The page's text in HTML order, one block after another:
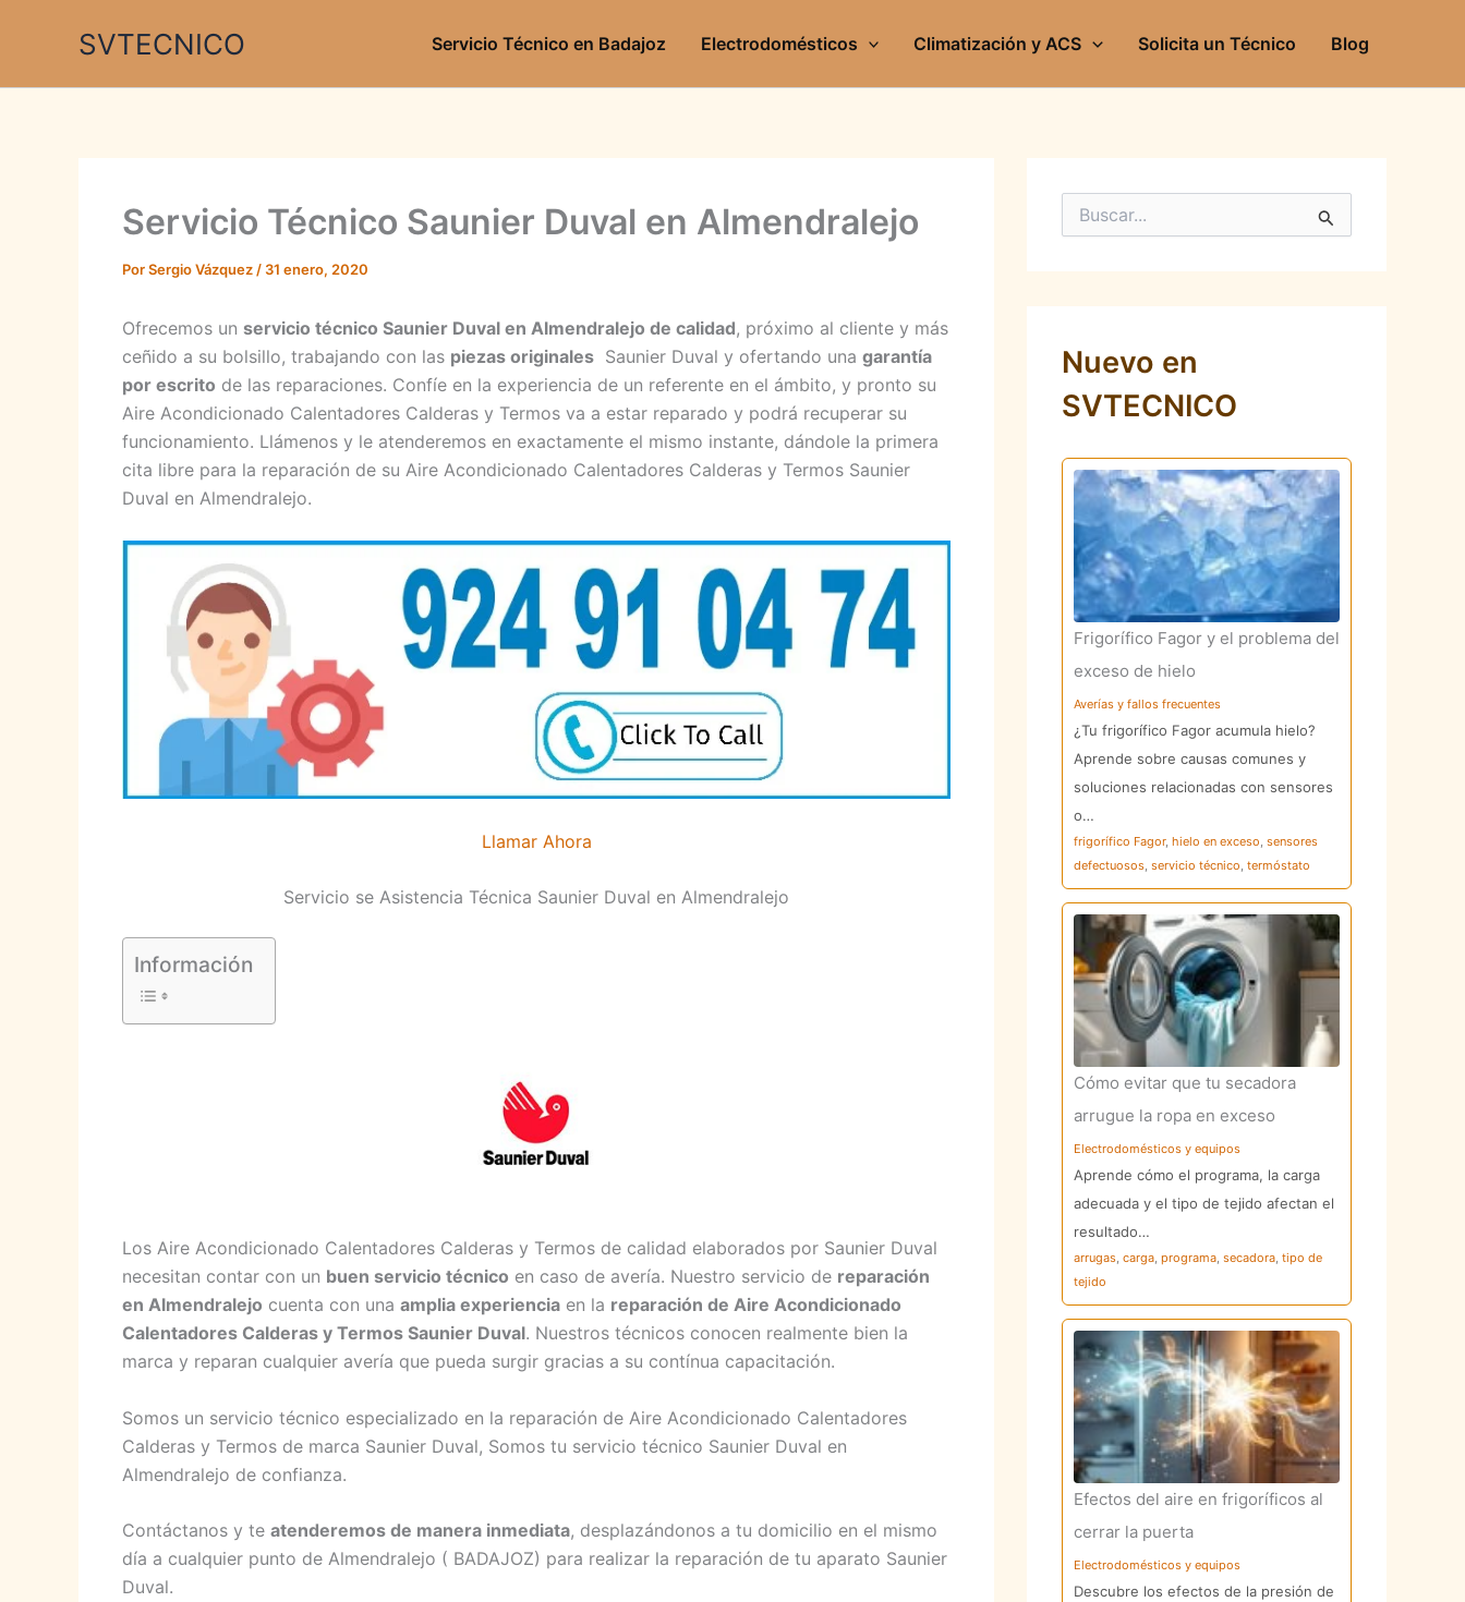
SVTECNICO Servicio Técnico en Badajoz Electrodomésticos Climatización y ACS Solicita un Técnico Blog
Servicio Técnico Saunier Duval en Almendralejo
PorSergio Vázquez / 31 enero, 2020
Ofrecemos un servicio técnico Saunier Duval en Almendralejo de calidad, próximo al cliente y más
ceñido a su bolsillo, trabajando con las piezas originales Saunier Duval y ofertando una garantía
por escrito de las reparaciones. Confíe en la experiencia de un referente en el ámbito, y pronto su
Aire Acondicionado Calentadores Calderas y Termos va a estar reparado y podrá recuperar su
funcionamiento. Llámenos y le atenderemos en exactamente el mismo instante, dándole la primera
cita libre para la reparación de su Aire Acondicionado Calentadores Calderas y Termos Saunier
Duval en Almendralejo.
Llamar Ahora
Servicio se Asistencia Técnica Saunier Duval en Almendralejo
Información
Los Aire Acondicionado Calentadores Calderas y Termos de calidad elaborados por Saunier Duval
necesitan contar con un buen servicio técnico en caso de avería. Nuestro servicio de reparación
en Almendralejo cuenta con una amplia experiencia en la reparación de Aire Acondicionado
Calentadores Calderas y Termos Saunier Duval. Nuestros técnicos conocen realmente bien la
marca y reparan cualquier avería que pueda surgir gracias a su contínua capacitación.
Somos un servicio técnico especializado en la reparación de Aire Acondicionado Calentadores
Calderas y Termos de marca Saunier Duval, Somos tu servicio técnico Saunier Duval en
Almendralejo de confianza.
Contáctanos y te atenderemos de manera inmediata, desplazándonos a tu domicilio en el mismo
día a cualquier punto de Almendralejo ( BADAJOZ) para realizar la reparación de tu aparato Saunier
Duval.
o
r
:
Nuevo en
SVTECNICO
Frigorífico Fagor y el problema del
exceso de hielo
Averías y fallos frecuentes
¿Tu frigorífico Fagor acumula hielo?
Aprende sobre causas comunes y
soluciones relacionadas con sensores
o…
frigorífico Fagor, hielo en exceso, sensores
defectuosos, servicio técnico, termóstato
Cómo evitar que tu secadora
arrugue la ropa en exceso
Electrodomésticos y equipos
Aprende cómo el programa, la carga
adecuada y el tipo de tejido afectan el
resultado…
arrugas, carga, programa, secadora, tipo de
tejido
Efectos del aire en frigoríficos al
cerrar la puerta
Electrodomésticos y equipos
Descubre los efectos de la presión de